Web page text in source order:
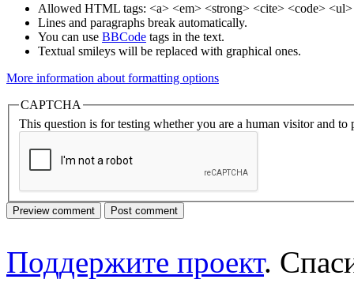
Allowed HTML tags: <a> <em> <strong> <cite> <code>
Lines and paragraphs break automatically.
You can use BBCode tags in the text.
Textual smileys will be replaced with graphical ones.
More information about formatting options
CAPTCHA
This question is for testing whether you are a human visitor and to
Поддержите проект.